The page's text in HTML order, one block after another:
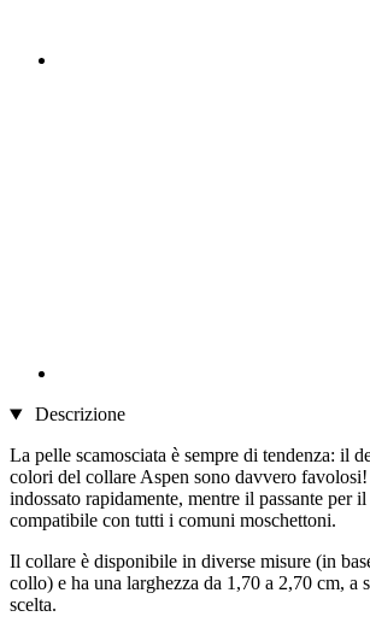
Descrizione
La pelle scamosciata è sempre di tendenza: il
colori del collare Aspen sono davvero
indossato rapidamente, mentre il passante per
compatibile con tutti i comuni moschettoni.
Il collare è disponibile in diverse misure (in
collo) e ha una larghezza da 1,70 a 2,70 cm, a
scelta.